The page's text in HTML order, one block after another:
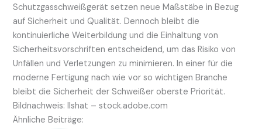
Schutzgasschweißgerät setzen neue Maßstäbe in Bezug
auf Sicherheit und Qualität. Dennoch bleibt die
kontinuierliche Weiterbildung und die Einhaltung von
Sicherheitsvorschriften entscheidend, um das Risiko von
Unfällen und Verletzungen zu minimieren. In einer für die
moderne Fertigung nach wie vor so wichtigen Branche
bleibt die Sicherheit der Schweißer oberste Priorität.
Bildnachweis:Ilshat – stock.adobe.com
Ähnliche Beiträge: